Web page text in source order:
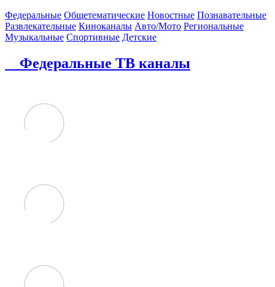
Федеральные Общетематические Новостные Познавательные
Развлекательные Киноканалы Авто/Мото Региональные
Музыкальные Спортивные Детские
Федеральные ТВ каналы